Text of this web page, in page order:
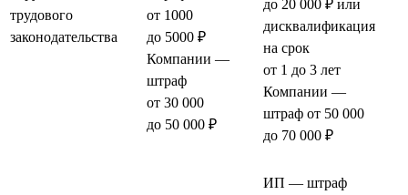
трудового
законодательства
от 1000
до 5000 ₽
Компании —
штраф
от 30 000
до 50 000 ₽
до 20 000 ₽ или
дисквалификация
на срок
от 1 до 3 лет
Компании —
штраф от 50 000
до 70 000 ₽
ИП — штраф